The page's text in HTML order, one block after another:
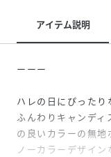
アイテム説明
ーーー
ハレの日にぴったり
ふんわりキャンデ
の良いカラーの無地
ノーカラーデザイ